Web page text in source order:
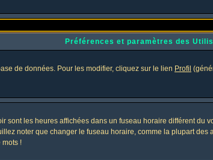
Préférences et paramètres des
de données. Pour les modifier, cliquez sur le lien Profil
sont les heures affichées dans un fuseau horaire différent
noter que changer le fuseau horaire, comme la plupart
mots !